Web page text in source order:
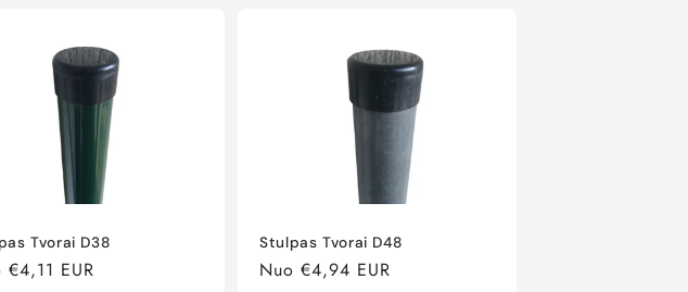
Tvorai D38
€4,11 EUR
Stulpas Tvorai D48
Įprasta
Nuo €4,94 EUR